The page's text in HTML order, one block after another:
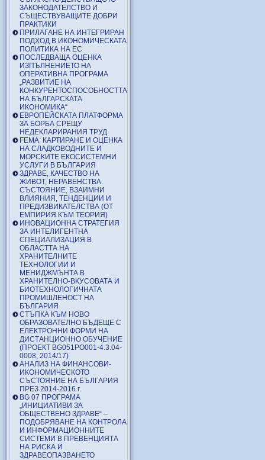
ЗАКОНОДАТЕЛСТВО И
СЪЩЕСТВУВАЩИТЕ ДОБРИ
ПРАКТИКИ
ПРИЛАГАНЕ НА ИНТЕГРИРАН
ПОДХОД В ИКОНОМИЧЕСКАТА
ПОЛИТИКА НА ЕС
ПОСЛЕДВАЩА ОЦЕНКА
ИЗПЪЛНЕНИЕТО НА
ОПЕРАТИВНА ПРОГРАМА
„РАЗВИТИЕ НА
КОНКУРЕНТОСПОСОБНОСТТА
НА БЪЛГАРСКАТА
ИКОНОМИКА“
ЕВРОПЕЙСКАТА ПЛАТФОРМА
ЗА БОРБА СРЕЩУ
НЕДЕКЛАРИРАНИЯ ТРУД
FEMA: КАРТИРАНЕ И ОЦЕНКА
НА СЛАДКОВОДНИТЕ И
МОРСКИТЕ ЕКОСИСТЕМНИ
УСЛУГИ В БЪЛГАРИЯ
ЗДРАВЕ, КАЧЕСТВО НА
ЖИВОТ, НЕРАВЕНСТВА.
СЪСТОЯНИЕ, ВЗАИМНИ
ВЛИЯНИЯ, ТЕНДЕНЦИИ И
ПРЕДИЗВИКАТЕЛСТВА (ОТ
ЕМПИРИЯ КЪМ ТЕОРИЯ)
ИНОВАЦИОННА СТРАТЕГИЯ
ЗА ИНТЕЛИГЕНТНА
СПЕЦИАЛИЗАЦИЯ В
ОБЛАСТТА НА
ХРАНИТЕЛНИТЕ
ТЕХНОЛОГИИ И
МЕНИДЖМЪНТА В
ХРАНИТЕЛНО-ВКУСОВАТА И
БИОТЕХНОЛОГИЧНАТА
ПРОМИШЛЕНОСТ НА
БЪЛГАРИЯ
СТЪПКА КЪМ НОВО
ОБРАЗОВАТЕЛНО БЪДЕЩЕ С
ЕЛЕКТРОННИ ФОРМИ НА
ДИСТАНЦИОННО ОБУЧЕНИЕ
(ПРОЕКТ BG051PO001-4.3.04-
0008, 2014/17)
АНАЛИЗ НА ФИНАНСОВИ-
ИКОНОМИЧЕСКОТО
СЪСТОЯНИЕ НА БЪЛГАРИЯ
ПРЕЗ 2014-2016 г.
BG 07 ПРОГРАМА
„ИНИЦИАТИВИ ЗА
ОБЩЕСТВЕНО ЗДРАВЕ“ –
ПОДОБРЯВАНЕ НА КОНТРОЛА
И ИНФОРМАЦИОННИТЕ
СИСТЕМИ В ПРЕВЕНЦИЯТА
НА РИСКА И
ЗДРАВЕОПАЗВАНЕТО